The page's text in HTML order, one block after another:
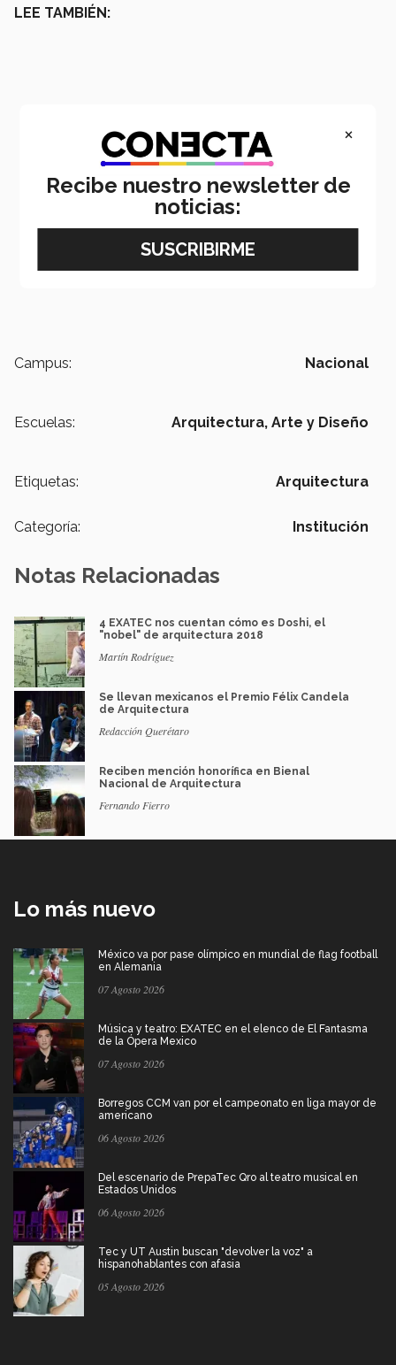
LEE TAMBIÉN:
Campus: Nacional
Escuelas: Arquitectura, Arte y Diseño
Etiquetas: Arquitectura
Categoría: Institución
Notas Relacionadas
4 EXATEC nos cuentan cómo es Doshi, el
"nobel" de arquitectura 2018
Martín Rodríguez
Se llevan mexicanos el Premio Félix Candela
de Arquitectura
Redacción Querétaro
Reciben mención honorífica en Bienal
Nacional de Arquitectura
Fernando Fierro
Lo más nuevo
México va por pase olímpico en mundial de flag football
en Alemania
07 Agosto 2026
Música y teatro: EXATEC en el elenco de El Fantasma
de la Ópera Mexico
07 Agosto 2026
Borregos CCM van por el campeonato en liga mayor de
americano
06 Agosto 2026
Del escenario de PrepaTec Qro al teatro musical en
Estados Unidos
06 Agosto 2026
Tec y UT Austin buscan "devolver la voz" a
hispanohablantes con afasia
05 Agosto 2026
×
Recibe nuestro newsletter de
noticias: